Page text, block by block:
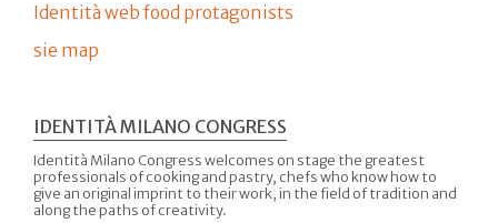
Identità web food protagonists
sie map
IDENTITÀ MILANO CONGRESS
Identità Milano Congress welcomes on stage the greatest
professionals of cooking and pastry, chefs who know how to
give an original imprint to their work, in the field of tradition and
along the paths of creativity.